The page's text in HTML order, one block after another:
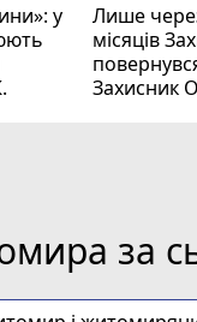
у
Лише
місяців
Захисник
за